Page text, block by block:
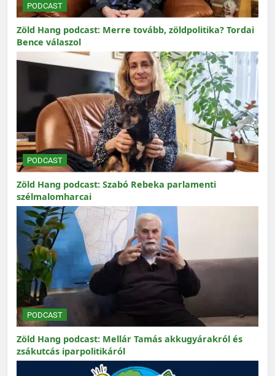
PODCAST
Zöld Hang podcast: Merre tovább, zöldpolitika? Tordai
Bence válaszol
PODCAST
Zöld Hang podcast: Szabó Rebeka parlamenti
szélmalomharcai
PODCAST
Zöld Hang podcast: Mellár Tamás akkugyárakról és
zsákutcás iparpolitikáról